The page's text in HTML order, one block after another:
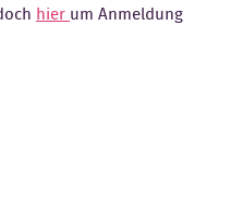
hier um Anmeldung